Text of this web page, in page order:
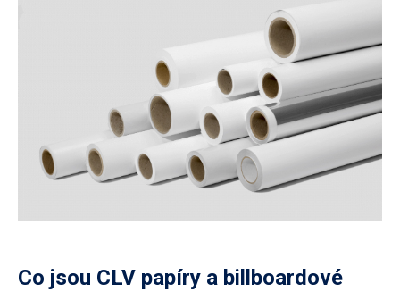
Co jsou CLV papíry a billboardové